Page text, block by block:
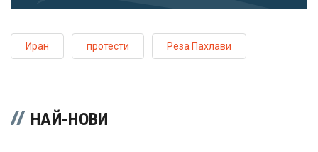
Иран протести Реза Пахлави
НАЙ-НОВИ